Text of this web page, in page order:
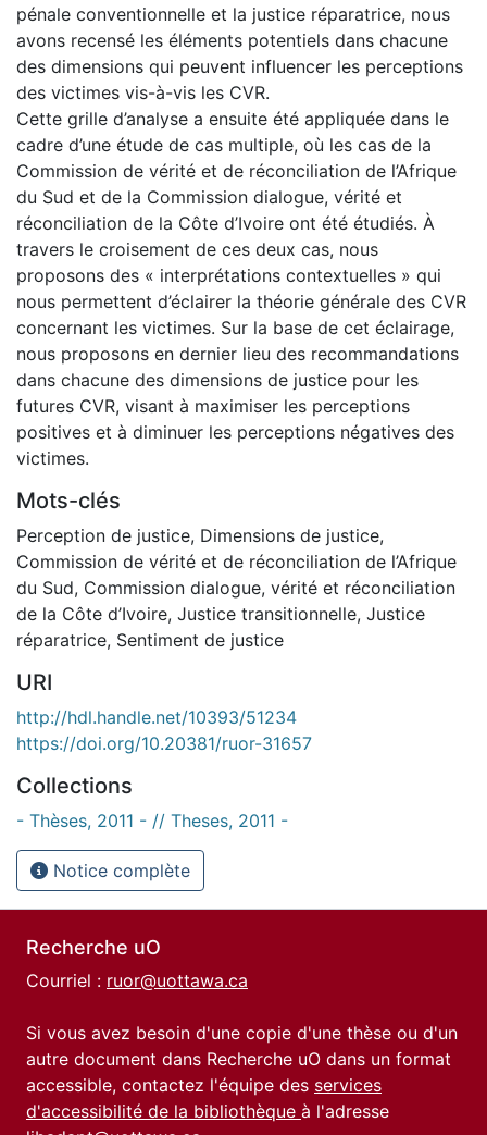
pénale conventionnelle et la justice réparatrice, nous
avons recensé les éléments potentiels dans chacune
des dimensions qui peuvent influencer les perceptions
des victimes vis-à-vis les CVR.
Cette grille d’analyse a ensuite été appliquée dans le
cadre d’une étude de cas multiple, où les cas de la
Commission de vérité et de réconciliation de l’Afrique
du Sud et de la Commission dialogue, vérité et
réconciliation de la Côte d’Ivoire ont été étudiés. À
travers le croisement de ces deux cas, nous
proposons des « interprétations contextuelles » qui
nous permettent d’éclairer la théorie générale des CVR
concernant les victimes. Sur la base de cet éclairage,
nous proposons en dernier lieu des recommandations
dans chacune des dimensions de justice pour les
futures CVR, visant à maximiser les perceptions
positives et à diminuer les perceptions négatives des
victimes.
Mots-clés
Perception de justice, Dimensions de justice,
Commission de vérité et de réconciliation de l’Afrique
du Sud, Commission dialogue, vérité et réconciliation
de la Côte d’Ivoire, Justice transitionnelle, Justice
réparatrice, Sentiment de justice
URI
http://hdl.handle.net/10393/51234
https://doi.org/10.20381/ruor-31657
Collections
- Thèses, 2011 - // Theses, 2011 -
Notice complète
Recherche uO
Courriel : ruor@uottawa.ca
Si vous avez besoin d'une copie d'une thèse ou d'un
autre document dans Recherche uO dans un format
accessible, contactez l'équipe des services
d'accessibilité de la bibliothèque à l'adresse